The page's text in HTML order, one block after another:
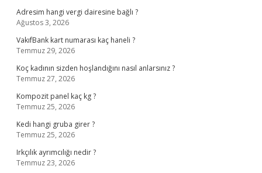
Adresim hangi vergi dairesine bağlı ?
Ağustos 3, 2026
VakıfBank kart numarası kaç haneli ?
Temmuz 29, 2026
Koç kadının sizden hoşlandığını nasıl anlarsınız ?
Temmuz 27, 2026
Kompozit panel kaç kg ?
Temmuz 25, 2026
Kedi hangi gruba girer ?
Temmuz 25, 2026
Irkçılık ayrımcılığı nedir ?
Temmuz 23, 2026